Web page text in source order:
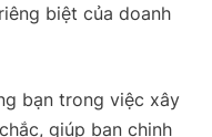
biệt của doanh
bạn trong việc xây
giúp bạn chinh